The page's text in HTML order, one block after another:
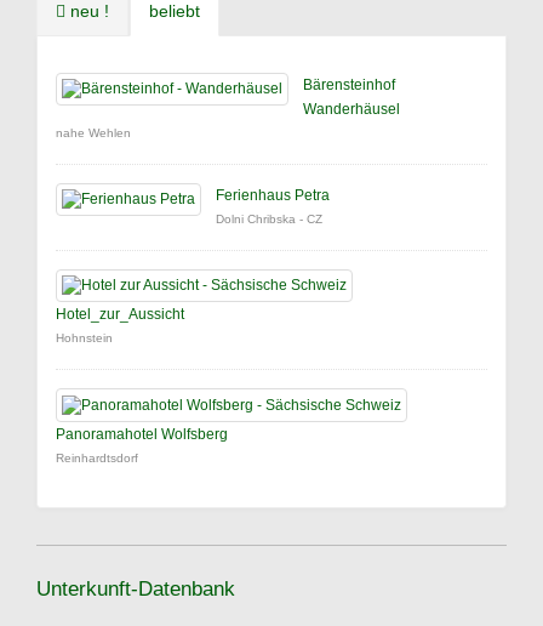
neu ! beliebt
Bärensteinhof
Wanderhäusel
nahe Wehlen
Ferienhaus Petra
Dolni Chribska - CZ
Hotel_zur_Aussicht
Hohnstein
Panoramahotel Wolfsberg
Reinhardtsdorf
Unterkunft-Datenbank